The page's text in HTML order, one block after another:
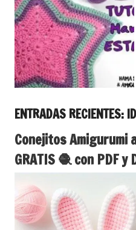
ENTRADAS RECIENTES:
Conejitos Amigurumi
GRATIS 🧶 con PDF